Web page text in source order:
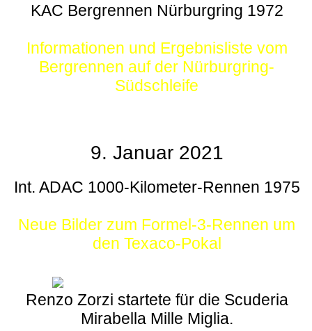
KAC Bergrennen Nürburgring 1972
Informationen und Ergebnisliste vom
Bergrennen auf der Nürburgring-
Südschleife
9. Januar 2021
Int. ADAC 1000-Kilometer-Rennen 1975
Neue Bilder zum Formel-3-Rennen um
den Texaco-Pokal
Renzo Zorzi startete für die Scuderia
Mirabella Mille Miglia.